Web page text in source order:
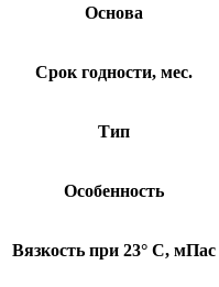
Основа
Срок годности, мес.
Тип
Особенность
Вязкость при 23° С, мПас